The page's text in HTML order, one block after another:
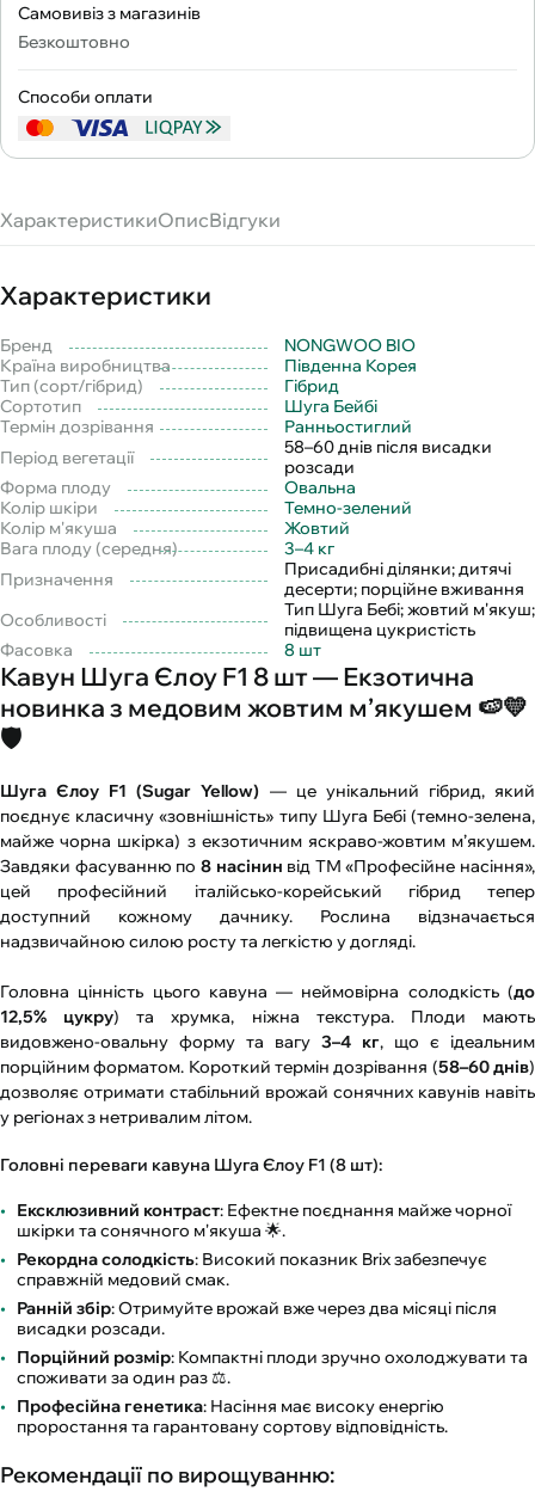
Самовивіз з магазинів
Безкоштовно
Способи оплати
ХарактеристикиОписВідгуки
Характеристики
Бренд
NONGWOO BIO
Країна виробництва
Південна Корея
Тип (сорт/гібрид)
Гібрид
Сортотип
Шуга Бейбі
Термін дозрівання
Ранньостиглий
Період вегетації
58–60 днів після висадки
розсади
Форма плоду
Овальна
Колір шкіри
Темно-зелений
Колір м'якуша
Жовтий
Вага плоду (середня)
3–4 кг
Призначення
Присадибні ділянки; дитячі
десерти; порційне вживання
Особливості
Тип Шуга Бебі; жовтий м'якуш;
підвищена цукристість
Фасовка
8 шт
Кавун Шуга Єлоу F1 8 шт — Екзотична
новинка з медовим жовтим м’якушем 🍉💛
🛡️
Шуга Єлоу F1 (Sugar Yellow) — це унікальний гібрид, який
поєднує класичну «зовнішність» типу Шуга Бебі (темно-зелена,
майже чорна шкірка) з екзотичним яскраво-жовтим м’якушем.
Завдяки фасуванню по 8 насінин від ТМ «Професійне насіння»,
цей професійний італійсько-корейський гібрид тепер
доступний кожному дачнику. Рослина відзначається
надзвичайною силою росту та легкістю у догляді.
Головна цінність цього кавуна — неймовірна солодкість (до
12,5% цукру) та хрумка, ніжна текстура. Плоди мають
видовжено-овальну форму та вагу 3–4 кг, що є ідеальним
порційним форматом. Короткий термін дозрівання (58–60 днів)
дозволяє отримати стабільний врожай сонячних кавунів навіть
у регіонах з нетривалим літом.
Головні переваги кавуна Шуга Єлоу F1 (8 шт):
Ексклюзивний контраст: Ефектне поєднання майже чорної
шкірки та сонячного м'якуша 🌟.
Рекордна солодкість: Високий показник Brix забезпечує
справжній медовий смак.
Ранній збір: Отримуйте врожай вже через два місяці після
висадки розсади.
Порційний розмір: Компактні плоди зручно охолоджувати та
споживати за один раз ⚖️.
Професійна генетика: Насіння має високу енергію
проростання та гарантовану сортову відповідність.
Рекомендації по вирощуванню: